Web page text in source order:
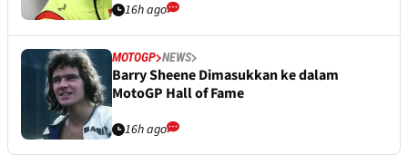
16h ago
MOTOGP NEWS
Barry Sheene Dimasukkan ke dalam
MotoGP Hall of Fame
16h ago